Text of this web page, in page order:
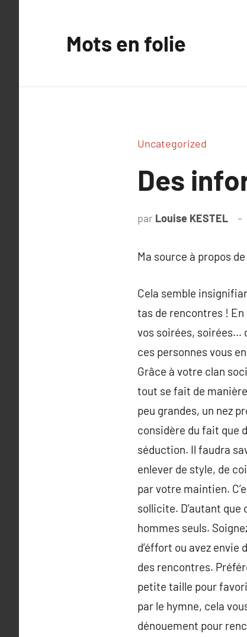
Mots en folie
Uncategorized
Des
par Louise KESTEL
Ma source à propos de
Cela semble
tas de rencontres !
vos soirées, soirées…
ces personnes vous
Grâce à votre clan
tout se fait de
peu grandes, un nez
considère du fait que
séduction. Il faudra
enlever de style, de
par votre maintien.
sollicite. D’autant
hommes seuls.
d’éffort ou avez
des rencontres.
petite taille pour
par le hymne, cela
dénouement pour